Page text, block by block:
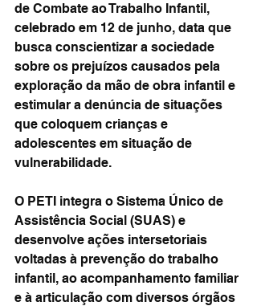
de Combate ao Trabalho Infantil,
celebrado em 12 de junho, data que
busca conscientizar a sociedade
sobre os prejuízos causados pela
exploração da mão de obra infantil e
estimular a denúncia de situações
que coloquem crianças e
adolescentes em situação de
vulnerabilidade.
O PETI integra o Sistema Único de
Assistência Social (SUAS) e
desenvolve ações intersetoriais
voltadas à prevenção do trabalho
infantil, ao acompanhamento familiar
e à articulação com diversos órgãos